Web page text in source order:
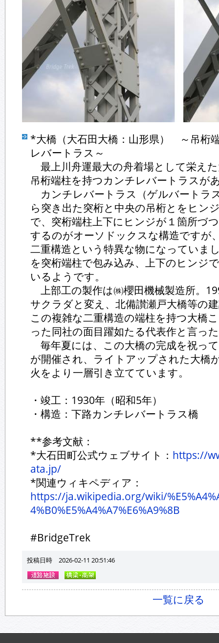
*大橋（大石田大橋：山形県） ～吊桁
レバートラス～
最上川舟運最大の舟着場として栄え
吊桁端柱を持つカンチレバートラスが
カンチレバートラス（ゲルバートラ
ら突き出た突桁と中央の吊桁とをヒン
で、突桁端柱上下にヒンジが１箇所づ
するのがオーソドックスな構造ですが
二重構造という特異な物になっていま
を突桁端柱で包み込み、上下のヒンジ
いるようです。
上部工の製作は㈱櫻田機械製造所。
サクラダと変え、北備讃瀬戸大橋等の
この複雑な二重構造の端柱を持つ大橋
った同社の面目躍如たる代表作と言っ
毎年夏には、この大橋の完成を祝っ
が開催され、ライトアップされた大橋
火をより一層引き立てています。
・竣工：1930年（昭和5年）
・構造：下路カンチレバートラス橋
**参考文献：
*大石田町公式ウェブサイト： https://
ata.jp/
*関連ウィキペディア：
https://ja.wikipedia.org/wiki/
4%B0%E5%A4%A7%E6%A9%8B
#BridgeTrek
投稿日時 2026-02-11 20:51:46
一覧に戻る